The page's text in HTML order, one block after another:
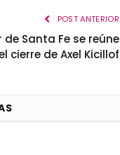
POST ANTERIOR
Santa Fe se reúne
cierre de Axel Kicillof